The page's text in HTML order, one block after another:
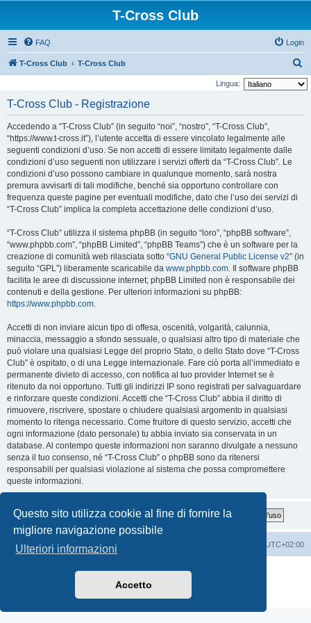
Questo sito utilizza cookie al fine di fornire la
migliore navigazione possibile
Ulteriori informazioni
Accetto
T-Cross Club
FAQ Login
T-Cross Club T-Cross Club
e
Lingua:
T-Cross Club - Registrazione
Accedendo a “T-Cross Club” (in seguito “noi”, “nostro”, “T-Cross Club”,
“https://www.t-cross.it”), l’utente accetta di essere vincolato legalmente alle
seguenti condizioni d’uso. Se non accetti di essere limitato legalmente dalle
condizioni d’uso seguenti non utilizzare i servizi offerti da “T-Cross Club”. Le
condizioni d’uso possono cambiare in qualunque momento, sarà nostra
premura avvisarti di tali modifiche, benché sia opportuno controllare con
frequenza queste pagine per eventuali modifiche, dato che l’uso dei servizi di
“T-Cross Club” implica la completa accettazione delle condizioni d’uso.
“T-Cross Club” utilizza il sistema phpBB (in seguito “loro”, “phpBB software”,
“www.phpbb.com”, “phpBB Limited”, “phpBB Teams”) che è un software per la
creazione di comunità web rilasciata sotto “GNU General Public License v2” (in
seguito “GPL”) liberamente scaricabile da www.phpbb.com. Il software phpBB
facilita le aree di discussione internet; phpBB Limited non è responsabile dei
contenuti e della gestione. Per ulteriori informazioni su phpBB:
https://www.phpbb.com.
Accetti di non inviare alcun tipo di offesa, oscenità, volgarità, calunnia,
minaccia, messaggio a sfondo sessuale, o qualsiasi altro tipo di materiale che
può violare una qualsiasi Legge del proprio Stato, o dello Stato dove “T-Cross
Club” è ospitato, o di una Legge internazionale. Fare ciò porta all’immediato e
permanente divieto di accesso, con notifica al tuo provider Internet se è
ritenuto da noi opportuno. Tutti gli indirizzi IP sono registrati per salvaguardare
e rinforzare queste condizioni. Accetti che “T-Cross Club” abbia il diritto di
rimuovere, riscrivere, spostare o chiudere qualsiasi argomento in qualsiasi
momento lo ritenga necessario. Come fruitore di questo servizio, accetti che
ogni informazione (dato personale) tu abbia inviato sia conservata in un
database. Al contempo queste informazioni non saranno divulgate a nessuno
senza il tuo consenso, né “T-Cross Club” o phpBB sono da ritenersi
responsabili per qualsiasi violazione al sistema che possa compromettere
queste informazioni.
T-Cross Club T-Cross Club UTC+02:00
Traduzione Italiana